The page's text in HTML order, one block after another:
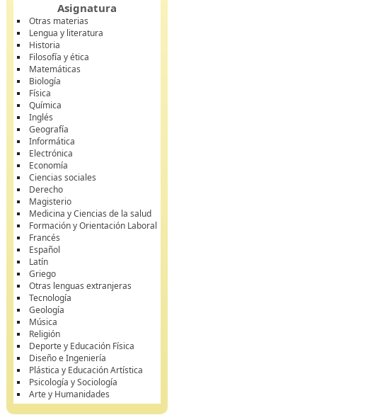
Asignatura
Otras materias
Lengua y literatura
Historia
Filosofía y ética
Matemáticas
Biología
Física
Química
Inglés
Geografía
Informática
Electrónica
Economía
Ciencias sociales
Derecho
Magisterio
Medicina y Ciencias de la salud
Formación y Orientación Laboral
Francés
Español
Latín
Griego
Otras lenguas extranjeras
Tecnología
Geología
Música
Religión
Deporte y Educación Física
Diseño e Ingeniería
Plástica y Educación Artística
Psicología y Sociología
Arte y Humanidades